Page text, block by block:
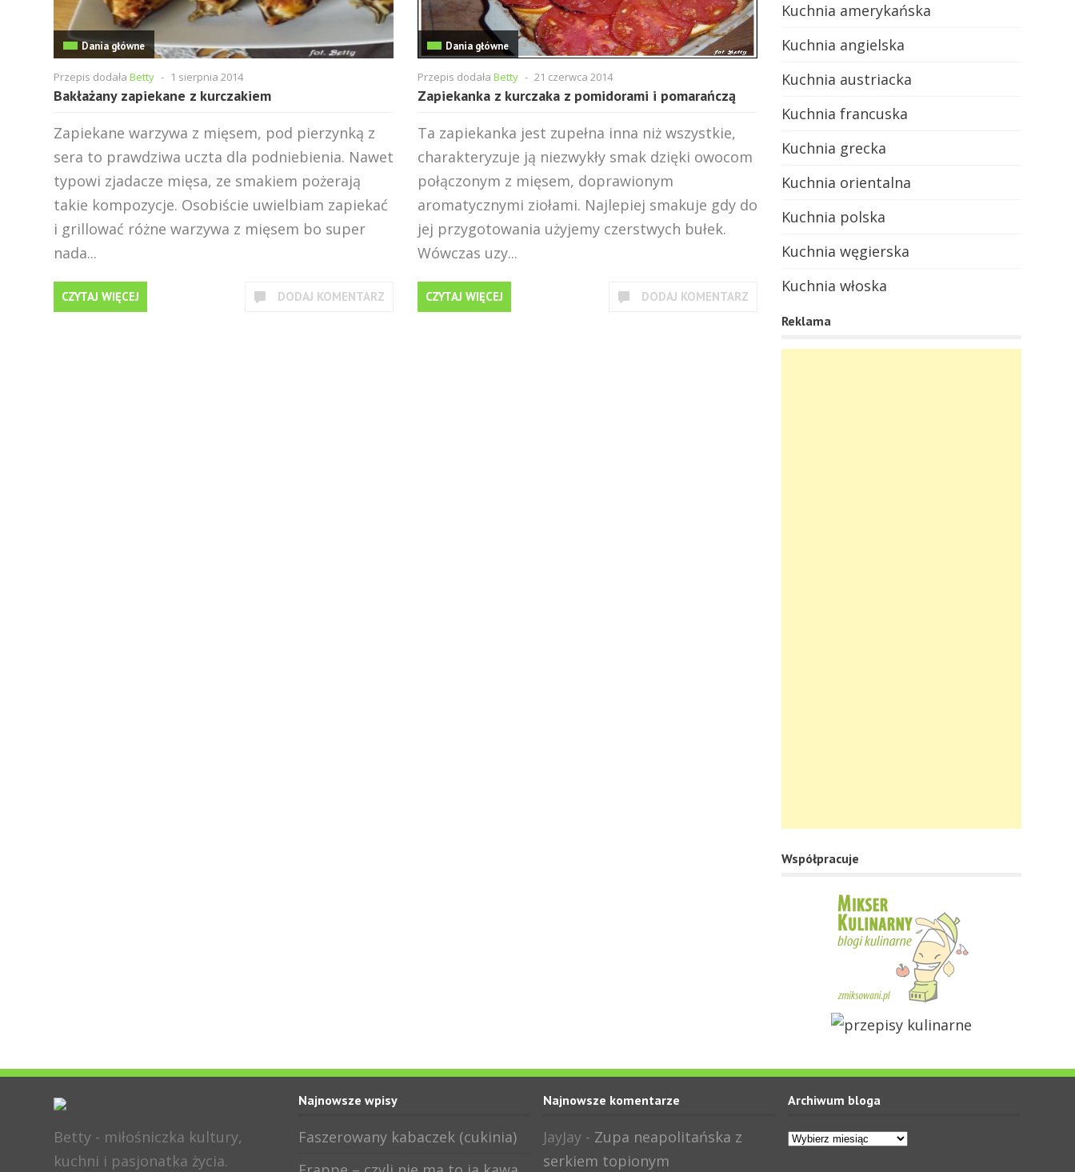
Dania główne
Przepis dodała Betty - 1 sierpnia 2014
Bakłażany zapiekane z kurczakiem
Zapiekane warzywa z mięsem, pod pierzynką z
sera to prawdziwa uczta dla podniebienia. Nawet
typowi zjadacze mięsa, ze smakiem pożerają
takie kompozycje. Osobiście uwielbiam zapiekać
i grillować różne warzywa z mięsem bo super
nada...
CZYTAJ WIĘCEJ DODAJ KOMENTARZ
Dania główne
Przepis dodała Betty - 21 czerwca 2014
Zapiekanka z kurczaka z pomidorami i pomarańczą
Ta zapiekanka jest zupełna inna niż wszystkie,
charakteryzuje ją niezwykły smak dzięki owocom
połączonym z mięsem, doprawionym
aromatycznymi ziołami. Najlepiej smakuje gdy do
jej przygotowania użyjemy czerstwych bułek.
Wówczas uzy...
CZYTAJ WIĘCEJ DODAJ KOMENTARZ
Kuchnia amerykańska
Kuchnia angielska
Kuchnia austriacka
Kuchnia francuska
Kuchnia grecka
Kuchnia orientalna
Kuchnia polska
Kuchnia węgierska
Kuchnia włoska
Reklama
Współpracuje
Betty - miłośniczka kultury,
kuchni i pasjonatka życia.
Najnowsze wpisy
Faszerowany kabaczek (cukinia)
Najnowsze komentarze
JayJay - Zupa neapolitańska z
serkiem topionym
Archiwum bloga
Archiwum